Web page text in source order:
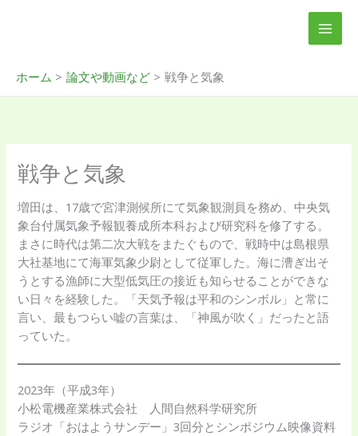
ッ
ホーム 論文や動画など 戦争と気象
戦争と気象
増田は、17歳で宮津測候所にて気象観測員を務め、中央気
象台付属気象予報観養成所本科および研究科を修了する。
まさに時代は第二次大戦をまたぐもので、戦時中は島根県
大社基地にて海軍気象少尉として従軍した。海に漕ぎ出そ
うとする漁師に大型低気圧の接近も知らせることができな
い日々を経験した。「天気予報は平和のシンボル」と常に
言い、最もつらい嘘の言葉は、「神風が吹く」だったと語
っていた。
2023年（平成3年）
小松電機産業株式会社 人間自然科学研究所
ラジオ「おはようサンデー」3回分とシンポジウム映像資料